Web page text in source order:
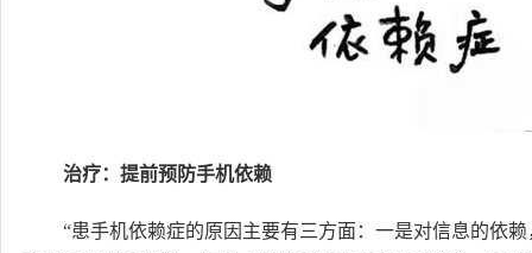
治疗：提前预防手机依赖
“患手机依赖症的原因主要有三方面：一是对信息的依